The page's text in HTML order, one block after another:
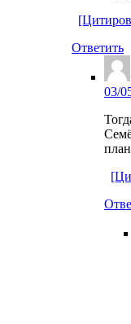
Ответить
03/